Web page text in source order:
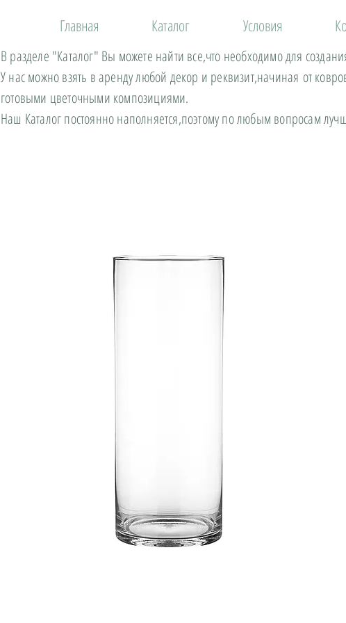
Главная Каталог Условия
В разделе "Каталог" Вы можете найти все,что необходимо для
У нас можно взять в аренду любой декор и реквизит,начиная от
готовыми цветочными композициями.
Наш Каталог постоянно наполняется,поэтому по любым вопросам